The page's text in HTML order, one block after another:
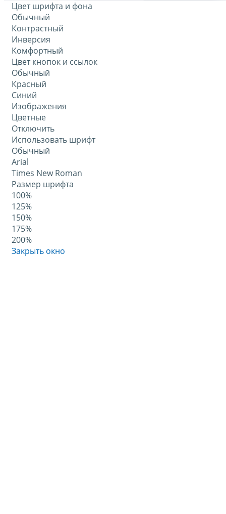
Цвет шрифта и фона
Обычный
Контрастный
Инверсия
Комфортный
Цвет кнопок и ссылок
Обычный
Красный
Синий
Изображения
Цветные
Отключить
Использовать шрифт
Обычный
Arial
Times New Roman
Размер шрифта
100%
125%
150%
175%
200%
Закрыть окно